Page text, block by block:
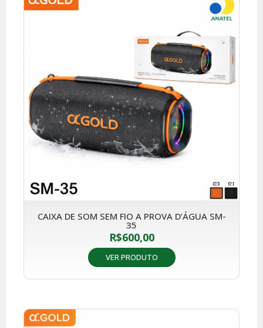
CAIXA DE SOM SEM FIO A PROVA D’ÁGUA SM-
35
R$600,00
VER PRODUTO